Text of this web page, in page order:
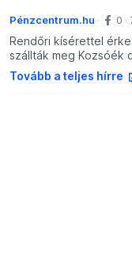
Pénzcentrum.hu 0
Rendőri kísérettel
szállták meg Kozsóék
Tovább a teljes hírre